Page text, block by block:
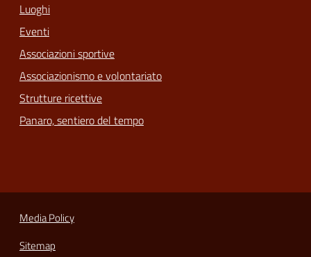
Luoghi
Eventi
Associazioni sportive
Associazionismo e volontariato
Strutture ricettive
Panaro, sentiero del tempo
Media Policy
Sitemap